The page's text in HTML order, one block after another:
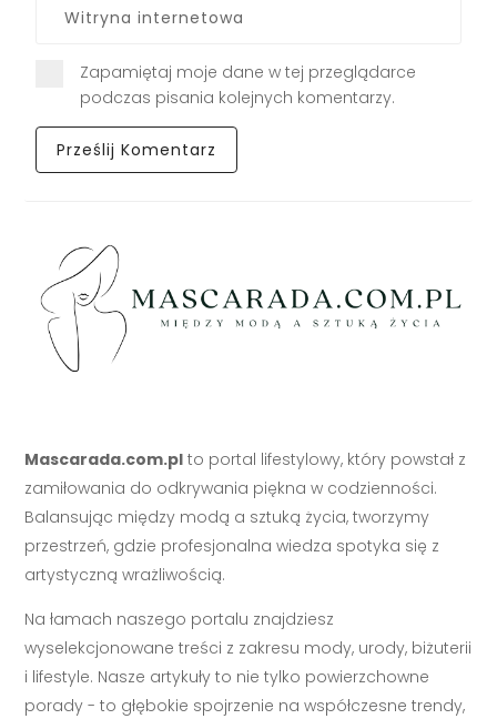
Zapamiętaj moje dane w tej przeglądarce
podczas pisania kolejnych komentarzy.
Mascarada.com.pl to portal lifestylowy, który powstał z
zamiłowania do odkrywania piękna w codzienności.
Balansując między modą a sztuką życia, tworzymy
przestrzeń, gdzie profesjonalna wiedza spotyka się z
artystyczną wrażliwością.
Na łamach naszego portalu znajdziesz
wyselekcjonowane treści z zakresu mody, urody, biżuterii
i lifestyle. Nasze artykuły to nie tylko powierzchowne
porady - to głębokie spojrzenie na współczesne trendy,